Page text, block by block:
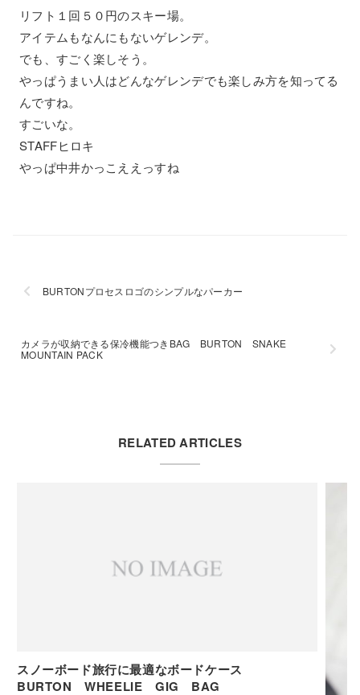
リフト１回５０円のスキー場。
アイテムもなんにもないゲレンデ。
でも、すごく楽しそう。
やっぱうまい人はどんなゲレンデでも楽しみ方を知ってる
んですね。
すごいな。
STAFFヒロキ
やっぱ中井かっこええっすね
BURTONプロセスロゴのシンプルなパーカー
カメラが収納できる保冷機能つきBAG BURTON SNAKE
MOUNTAIN PACK
RELATED ARTICLES
スノーボード旅行に最適なボードケース
BURTON WHEELIE GIG BAG